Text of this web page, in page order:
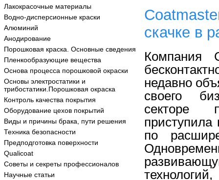
Лакокрасочные материалы
Водно-дисперсионные краски
Алюминий
Анодирование
Порошковая краска. Основные сведения
Пленкообразующие вещества
Основа процесса порошковой окраски
Основы электростатики и
трибостатики.Порошковая окраска
Контроль качества покрытия
Оборудование цехов покрытий
Виды и причины брака, пути решения
Техника безопасности
Предподготовка поверхности
Qualicoat
Советы и секреты профессионалов
Научные статьи
скачке в
Компания
недавно
своего
секторе
по